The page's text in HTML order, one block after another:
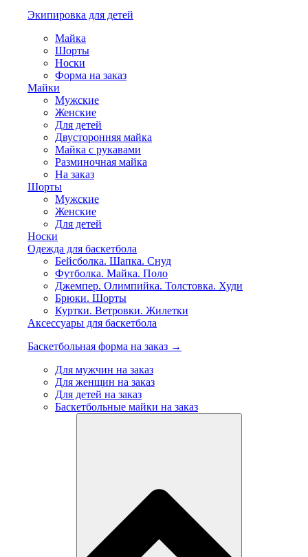
Экипировка для детей
Майка
Шорты
Носки
Форма на заказ
Майки
Мужские
Женские
Для детей
Двусторонняя майка
Майка с рукавами
Разминочная майка
На заказ
Шорты
Мужские
Женские
Для детей
Носки
Одежда для баскетбола
Бейсболка. Шапка. Снуд
Футболка. Майка. Поло
Джемпер. Олимпийка. Толстовка. Худи
Брюки. Шорты
Куртки. Ветровки. Жилетки
Аксессуары для баскетбола
Баскетбольная форма на заказ →
Для мужчин на заказ
Для женщин на заказ
Для детей на заказ
Баскетбольные майки на заказ